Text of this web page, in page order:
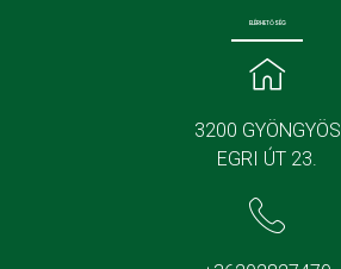
ELÉRHETŐSÉG
3200 GYÖNGYÖS
EGRI ÚT 23.